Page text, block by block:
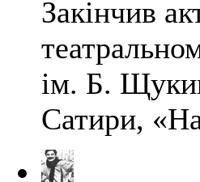
Закінчив
ім. Б.
Сатири,